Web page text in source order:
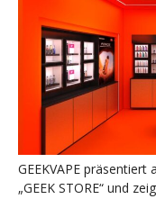
GEEKVAPE
„GEEK STORE“ und